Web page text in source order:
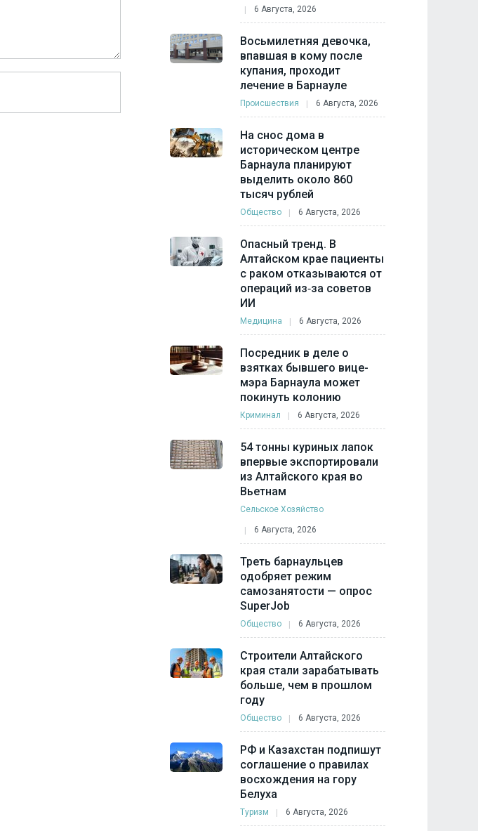
6 Августа, 2026
Восьмилетняя девочка,
впавшая в кому после
купания, проходит
лечение в Барнауле
Происшествия 6 Августа, 2026
На снос дома в
историческом центре
Барнаула планируют
выделить около 860
тысяч рублей
Общество 6 Августа, 2026
Опасный тренд. В
Алтайском крае пациенты
с раком отказываются от
операций из‑за советов
ИИ
Медицина 6 Августа, 2026
Посредник в деле о
взятках бывшего вице-
мэра Барнаула может
покинуть колонию
Криминал 6 Августа, 2026
54 тонны куриных лапок
впервые экспортировали
из Алтайского края во
Вьетнам
Сельское Хозяйство
6 Августа, 2026
Треть барнаульцев
одобряет режим
самозанятости — опрос
SuperJob
Общество 6 Августа, 2026
Строители Алтайского
края стали зарабатывать
больше, чем в прошлом
году
Общество 6 Августа, 2026
РФ и Казахстан подпишут
соглашение о правилах
восхождения на гору
Белуха
Туризм 6 Августа, 2026